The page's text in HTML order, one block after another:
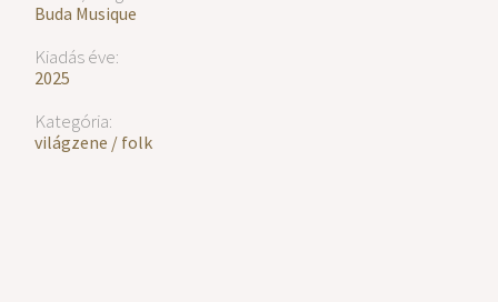
Buda Musique
Kiadás éve:
2025
Kategória:
világzene / folk